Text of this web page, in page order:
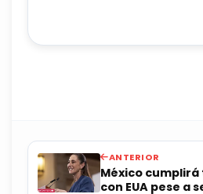
ANTERIOR
México
con EUA pese a